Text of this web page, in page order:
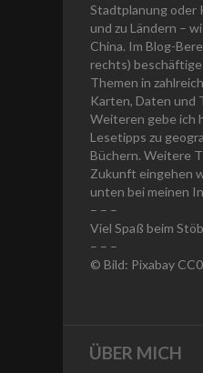
Stadtplanung oder
und zu Ländern –
China. Im Blog-
rechts)
Themen in
Karten, Daten und
Weiteren gebe ich
Lesetipps zu
Büchern. Weitere
Zukunft eingehen
unten bei meinen
– – –
Viel Spaß beim
– – –
© Bild: Pixabay
ÜBER MICH